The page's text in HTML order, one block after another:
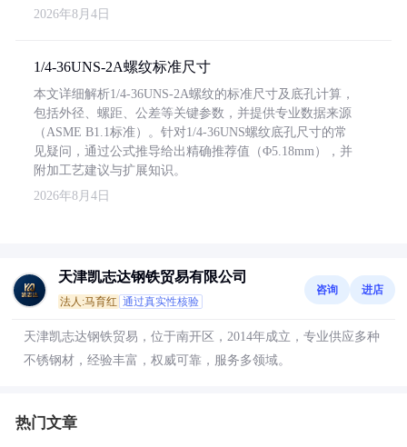
2026年8月4日
1/4-36UNS-2A螺纹标准尺寸
本文详细解析1/4-36UNS-2A螺纹的标准尺寸及底孔计算，
包括外径、螺距、公差等关键参数，并提供专业数据来源
（ASME B1.1标准）。针对1/4-36UNS螺纹底孔尺寸的常
见疑问，通过公式推导给出精确推荐值（Φ5.18mm），并
附加工艺建议与扩展知识。
2026年8月4日
天津凯志达钢铁贸易有限公司
法人:马育红 通过真实性核验
咨询 进店
天津凯志达钢铁贸易，位于南开区，2014年成立，专业供应多种
不锈钢材，经验丰富，权威可靠，服务多领域。
热门文章